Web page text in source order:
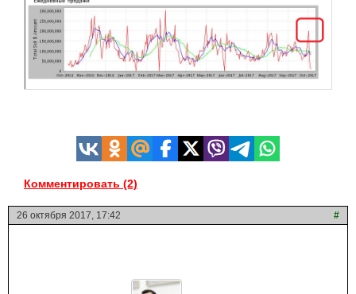
Комментировать (2)
26 октября 2017, 17:42 #